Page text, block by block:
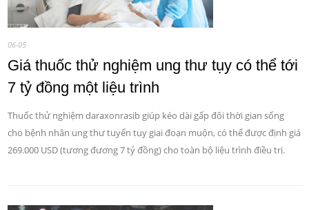
06-05
Giá thuốc thử nghiệm ung thư tụy có thể tới
7 tỷ đồng một liệu trình
Thuốc thử nghiệm daraxonrasib giúp kéo dài gấp đôi thời gian sống
cho bệnh nhân ung thư tuyến tụy giai đoạn muộn, có thể được định giá
269.000 USD (tương đương 7 tỷ đồng) cho toàn bộ liệu trình điều trị.